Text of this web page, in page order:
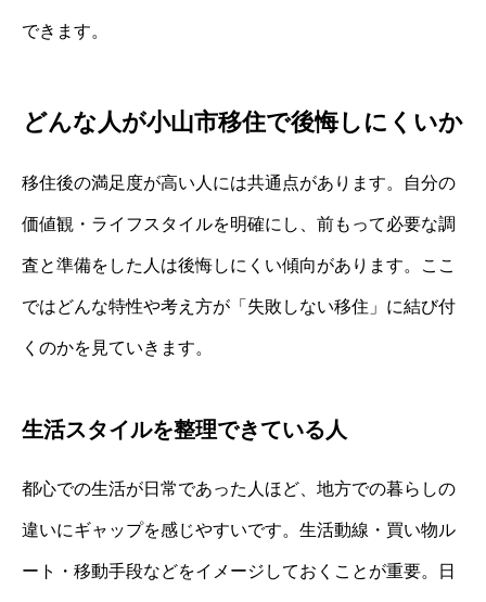
できます。
どんな人が小山市移住で後悔しにくいか
移住後の満足度が高い人には共通点があります。自分の
価値観・ライフスタイルを明確にし、前もって必要な調
査と準備をした人は後悔しにくい傾向があります。ここ
ではどんな特性や考え方が「失敗しない移住」に結び付
くのかを見ていきます。
生活スタイルを整理できている人
都心での生活が日常であった人ほど、地方での暮らしの
違いにギャップを感じやすいです。生活動線・買い物ル
ート・移動手段などをイメージしておくことが重要。日